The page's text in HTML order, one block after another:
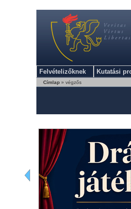
Felvételizőknek Kutatási
Címlap» végzős